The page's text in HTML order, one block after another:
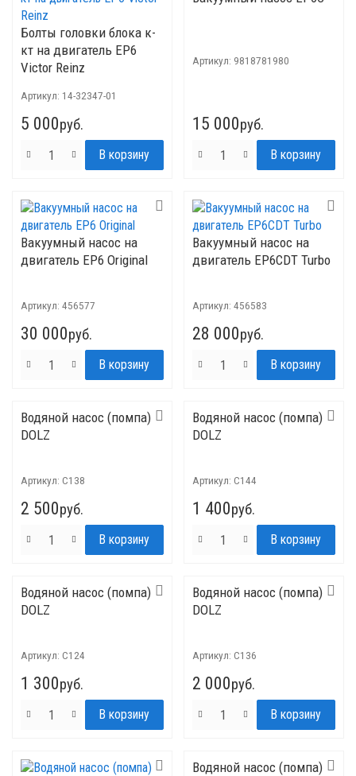
Болты головки блока к-
кт на двигатель ЕР6
Victor Reinz
Артикул: 14-32347-01
5 000руб.
Артикул: 9818781980
15 000руб.
Вакуумный насос на
двигатель EP6 Original
Артикул: 456577
30 000руб.
Вакуумный насос на
двигатель EP6CDT Turbo
Артикул: 456583
28 000руб.
Водяной насос (помпа)
DOLZ
Артикул: C138
2 500руб.
Водяной насос (помпа)
DOLZ
Артикул: C144
1 400руб.
Водяной насос (помпа)
DOLZ
Артикул: C124
1 300руб.
Водяной насос (помпа)
DOLZ
Артикул: C136
2 000руб.
Водяной насос (помпа)